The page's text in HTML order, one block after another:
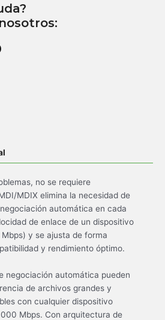
no se requiere
MDIX elimina la necesidad de
automática en cada
de enlace de un dispositivo
y se ajusta de forma
y rendimiento óptimo.
negociación automática pueden
de archivos grandes y
con cualquier dispositivo
Mbps. Con arquitectura de